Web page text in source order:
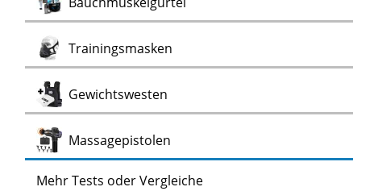
Trainingsmasken
Gewichtswesten
Massagepistolen
Mehr Tests oder Vergleiche